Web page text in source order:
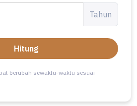
Tahun
Hitung
berubah sewaktu-waktu sesuai